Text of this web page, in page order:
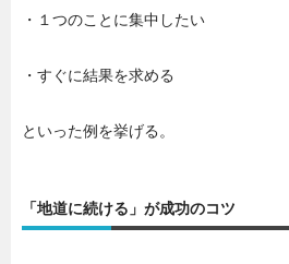
・１つのことに集中したい
・すぐに結果を求める
といった例を挙げる。
「地道に続ける」が成功のコツ